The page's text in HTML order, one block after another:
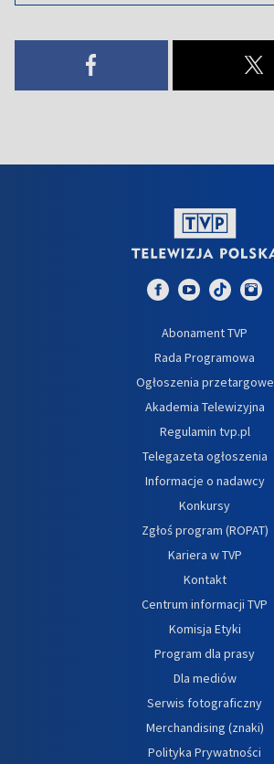
Abonament TVP
Rada Programowa
Ogłoszenia przetargowe
Akademia Telewizyjna
Regulamin tvp.pl
Telegazeta ogłoszenia
Informacje o nadawcy
Konkursy
Zgłoś program (ROPAT)
Kariera w TVP
Kontakt
Centrum informacji TVP
Komisja Etyki
Program dla prasy
Dla mediów
Serwis fotograficzny
Merchandising (znaki)
Polityka Prywatności